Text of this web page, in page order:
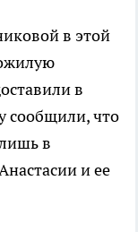
в этой
в
сообщили, что
в
и ее